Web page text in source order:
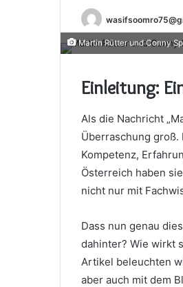
Martin Rütter und Conny
Einleitung:
Als die Nachricht
Überraschung
Kompetenz,
Österreich haben
nicht nur mit
Dass nun genau
dahinter? Wie wirkt
Artikel beleuchten
aber auch mit dem